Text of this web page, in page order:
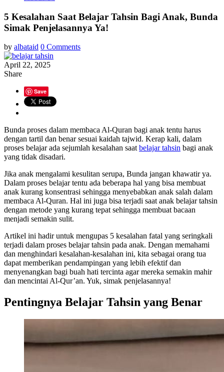
5 Kesalahan Saat Belajar Tahsin Bagi Anak, Bunda
Simak Penjelasannya Ya!
by albataid 0 Comments
April 22, 2025
Share
Save
Bunda proses dalam membaca Al-Quran bagi anak tentu harus
dengan tartil dan benar sesuai kaidah tajwid. Kerap kali, dalam
proses belajar ada sejumlah kesalahan saatbelajar tahsin bagi anak
yang tidak disadari.
Jika anak mengalami kesulitan serupa, Bunda jangan khawatir ya.
Dalam proses belajar tentu ada beberapa hal yang bisa membuat
anak kurang konsentrasi sehingga menyebabkan anak salah dalam
membaca Al-Quran. Hal ini juga bisa terjadi saat anak belajar tahsin
dengan metode yang kurang tepat sehingga membuat bacaan
menjadi semakin sulit.
Artikel ini hadir untuk mengupas 5 kesalahan fatal yang seringkali
terjadi dalam proses belajar tahsin pada anak. Dengan memahami
dan menghindari kesalahan-kesalahan ini, kita sebagai orang tua
dapat memberikan pendampingan yang lebih efektif dan
menyenangkan bagi buah hati tercinta agar mereka semakin mahir
dan mencintai Al-Qur’an. Yuk, simak penjelasannya!
Pentingnya Belajar Tahsin yang Benar